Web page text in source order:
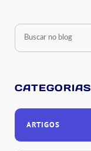
CATEGORIAS
ARTIGOS